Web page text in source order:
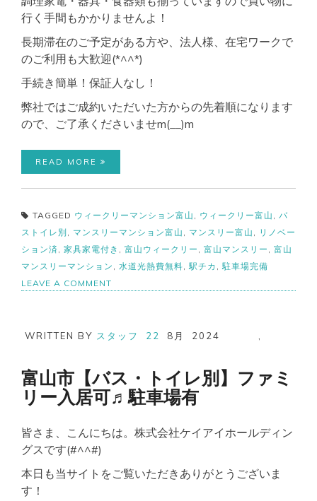
行く手間もかかりませんよ！
長期滞在のご予定がある方や、法人様、在宅ワークで
のご利用も大歓迎(*^^*)
手続き簡単！保証人なし！
弊社ではご成約いただいた方からの先着順になります
ので、ご了承くださいませm(__)m
READ MORE
TAGGED ウィークリーマンション富山 , ウィークリー富山 , バ
ストイレ別 , マンスリーマンション富山 , マンスリー富山 , リノベー
ション済, 家具家電付き , 富山ウィークリー , 富山マンスリー , 富山
マンスリーマンション , 水道光熱費無料,駅チカ ,駐車場完備
LEAVE A COMMENT
富
【バ
ス・
レ
別】
駐
場
リ
ノ
WRITTEN BY スタッフ 22 8月 2024
富山市【バス・トイレ別】ファミ
リー入居可♬駐車場有
皆さま、こんにちは。株式会社ケイアイホールディン
グスです(#^^#)
本日も当サイトをご覧いただきありがとうございま
す！